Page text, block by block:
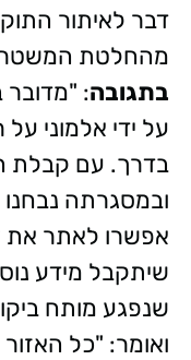
דבר לאיתור
מהחלטת
בתגובה: "מדובר
על ידי אלמוני
בדרך. עם קבלת
ובמסגרתה
אפשרו לאתר את
שיתקבל מידע
שנפגע מותח
ואומר: "כל